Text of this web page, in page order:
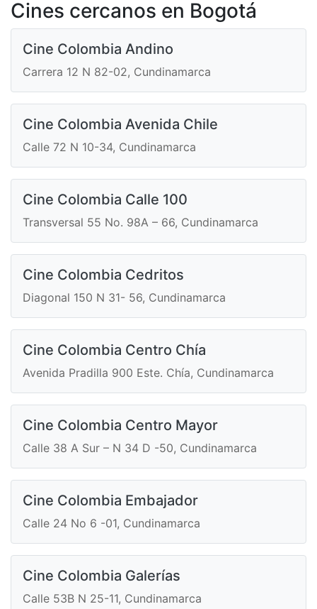
Cines cercanos en Bogotá
Cine Colombia Andino
Carrera 12 N 82-02, Cundinamarca
Cine Colombia Avenida Chile
Calle 72 N 10-34, Cundinamarca
Cine Colombia Calle 100
Transversal 55 No. 98A – 66, Cundinamarca
Cine Colombia Cedritos
Diagonal 150 N 31- 56, Cundinamarca
Cine Colombia Centro Chía
Avenida Pradilla 900 Este. Chía, Cundinamarca
Cine Colombia Centro Mayor
Calle 38 A Sur – N 34 D -50, Cundinamarca
Cine Colombia Embajador
Calle 24 No 6 -01, Cundinamarca
Cine Colombia Galerías
Calle 53B N 25-11, Cundinamarca